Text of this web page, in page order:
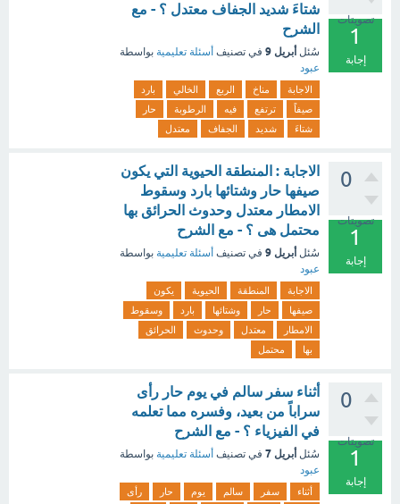
تصويتات
1
إجابة
شتاءَ شديد الجفاف معتدل ؟ - مع
الشرح
سُئل أبريل 9 في تصنيف أسئلة تعليمية بواسطة
عبود
الاجابة مناخ الربع الخالي
بارد
صيفاً
ترتفع فيه الرطوبة
حار
شتاءَ
شديد الجفاف معتدل
0
تصويتات
1
إجابة
الاجابة : المنطقة الحيوية التي يكون
صيفها حار وشتائها بارد وسقوط
الامطار معتدل وحدوث الحرائق بها
محتمل هى ؟ - مع الشرح
سُئل أبريل 9 في تصنيف أسئلة تعليمية بواسطة
عبود
الاجابة المنطقة الحيوية
يكون
صيفها
حار وشتائها بارد
وسقوط
الامطار
معتدل وحدوث
الحرائق
بها
محتمل
0
تصويتات
1
إجابة
أثناء سفر سالم في يوم حار رأى
سراباً من بعيد، وفسره مما تعلمه
في الفيزياء ؟ - مع الشرح
سُئل أبريل 7 في تصنيف أسئلة تعليمية بواسطة
عبود
أثناء سفر سالم يوم حار رأى